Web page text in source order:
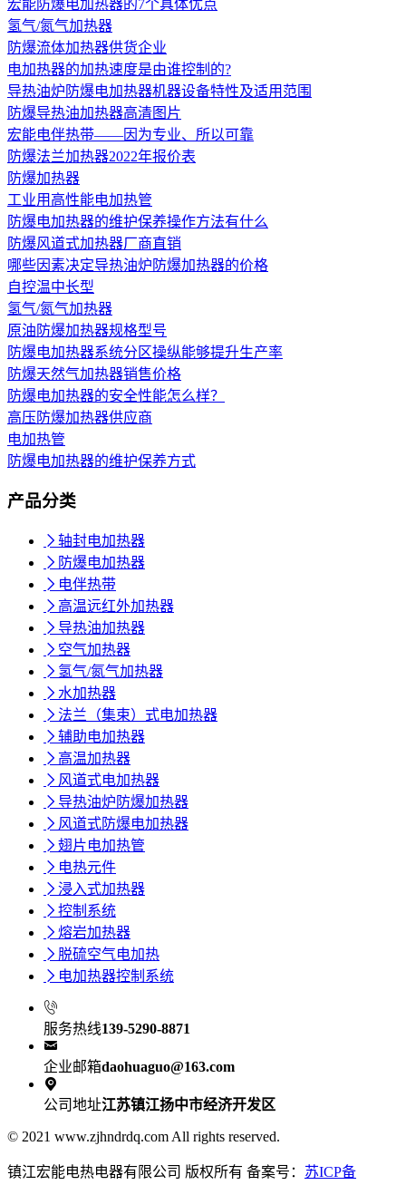
宏能防爆电加热器的7个具体优点
氢气/氮气加热器
防爆流体加热器供货企业
电加热器的加热速度是由谁控制的?
导热油炉防爆电加热器机器设备特性及适用范围
防爆导热油加热器高清图片
宏能电伴热带——因为专业、所以可靠
防爆法兰加热器2022年报价表
防爆加热器
工业用高性能电加热管
防爆电加热器的维护保养操作方法有什么
防爆风道式加热器厂商直销
哪些因素决定导热油炉防爆加热器的价格
自控温中长型
氢气/氮气加热器
原油防爆加热器规格型号
防爆电加热器系统分区操纵能够提升生产率
防爆天然气加热器销售价格
防爆电加热器的安全性能怎么样？
高压防爆加热器供应商
电加热管
防爆电加热器的维护保养方式
产品分类
 轴封电加热器
 防爆电加热器
 电伴热带
 高温远红外加热器
 导热油加热器
 空气加热器
 氢气/氮气加热器
 水加热器
 法兰（集束）式电加热器
 辅助电加热器
 高温加热器
 风道式电加热器
 导热油炉防爆加热器
 风道式防爆电加热器
 翅片电加热管
 电热元件
 浸入式加热器
 控制系统
 熔岩加热器
 脱硫空气电加热
 电加热器控制系统

服务热线139-5290-8871

企业邮箱daohuaguo@163.com

公司地址江苏镇江扬中市经济开发区
© 2021 www.zjhndrdq.com All rights reserved.
镇江宏能电热电器有限公司 版权所有 备案号： 苏ICP备